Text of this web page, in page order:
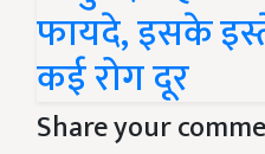
फायदे, इसके
कई रोग दूर
Share your